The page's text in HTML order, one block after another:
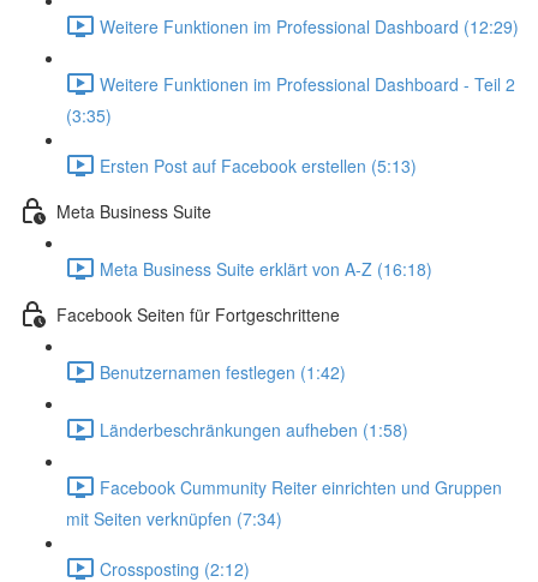
Weitere Funktionen im Professional Dashboard (12:29)
Weitere Funktionen im Professional Dashboard - Teil 2
(3:35)
Ersten Post auf Facebook erstellen (5:13)
Meta Business Suite
Meta Business Suite erklärt von A-Z (16:18)
Facebook Seiten für Fortgeschrittene
Benutzernamen festlegen (1:42)
Länderbeschränkungen aufheben (1:58)
Facebook Cummunity Reiter einrichten und Gruppen
mit Seiten verknüpfen (7:34)
Crossposting (2:12)